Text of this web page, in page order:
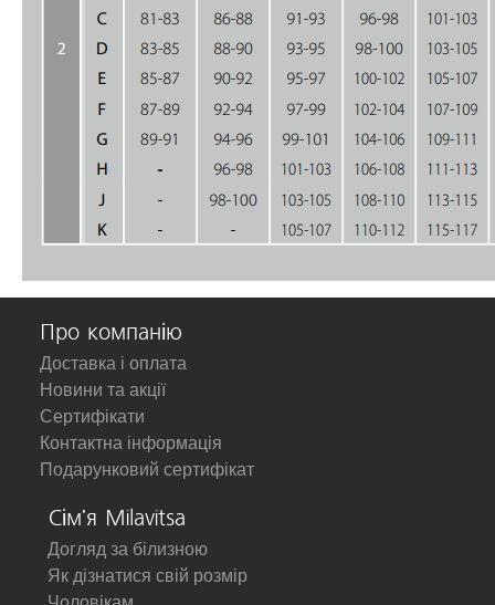
Про компанію
Доставка і оплата
Новини та акції
Сертифікати
Контактна інформація
Подарунковий сертифікат
Сім'я Milavitsa
Догляд за білизною
Як дізнатися свій розмір